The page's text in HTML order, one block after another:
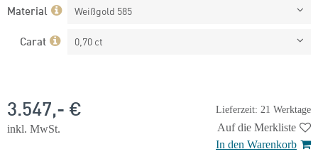
Material Weißgold 585
Carat 0,70 ct
Lieferzeit: 21 Werktage
3.547,- €
inkl. MwSt.
Auf die Merkliste
In den Warenkorb